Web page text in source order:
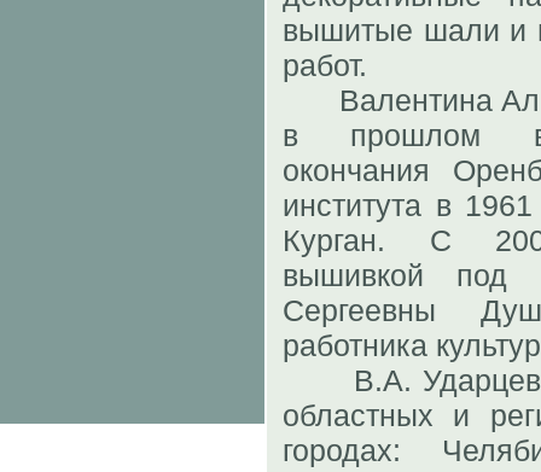
вышитые шали и
работ.
Валентина
в прошлом
окончания
института в
Курган. С
вышивкой под
Сергеевны
работника
В.А. Ударцева
областных и
городах: